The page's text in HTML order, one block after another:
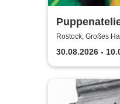
Rostock
Rostock, Großes
30.08.2026 -